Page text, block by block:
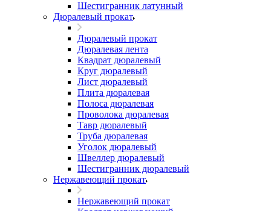
Шестигранник латунный
Дюралевый прокат
Дюралевый прокат
Дюралевая лента
Квадрат дюралевый
Круг дюралевый
Лист дюралевый
Плита дюралевая
Полоса дюралевая
Проволока дюралевая
Тавр дюралевый
Труба дюралевая
Уголок дюралевый
Швеллер дюралевый
Шестигранник дюралевый
Нержавеющий прокат
Нержавеющий прокат